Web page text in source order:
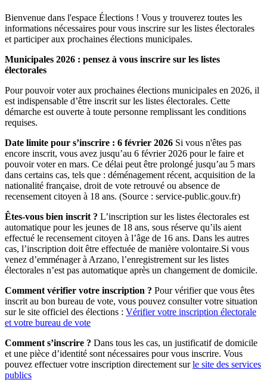
Bienvenue dans l'espace Élections ! Vous y trouverez toutes les
informations nécessaires pour vous inscrire sur les listes électorales
et participer aux prochaines élections municipales.
Municipales 2026 : pensez à vous inscrire sur les listes
électorales
Pour pouvoir voter aux prochaines élections municipales en 2026, il
est indispensable d’être inscrit sur les listes électorales. Cette
démarche est ouverte à toute personne remplissant les conditions
requises.
Date limite pour s’inscrire : 6 février 2026 Si vous n'êtes pas
encore inscrit, vous avez jusqu’au 6 février 2026 pour le faire et
pouvoir voter en mars. Ce délai peut être prolongé jusqu’au 5 mars
dans certains cas, tels que : déménagement récent, acquisition de la
nationalité française, droit de vote retrouvé ou absence de
recensement citoyen à 18 ans. (Source : service-public.gouv.fr)
Êtes-vous bien inscrit ? L’inscription sur les listes électorales est
automatique pour les jeunes de 18 ans, sous réserve qu’ils aient
effectué le recensement citoyen à l’âge de 16 ans. Dans les autres
cas, l’inscription doit être effectuée de manière volontaire.Si vous
venez d’emménager à Arzano, l’enregistrement sur les listes
électorales n’est pas automatique après un changement de domicile.
Comment vérifier votre inscription ? Pour vérifier que vous êtes
inscrit au bon bureau de vote, vous pouvez consulter votre situation
sur le site officiel des élections : Vérifier votre inscription électorale
et votre bureau de vote
Comment s’inscrire ? Dans tous les cas, un justificatif de domicile
et une pièce d’identité sont nécessaires pour vous inscrire. Vous
pouvez effectuer votre inscription directement surle site des services
publics